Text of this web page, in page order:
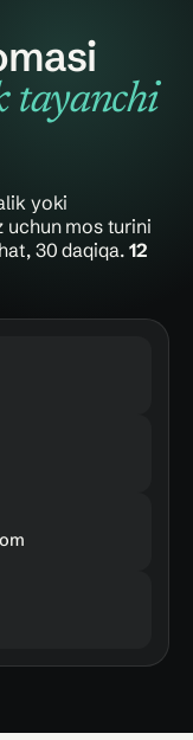
tayanchi
yoki
mos turini
30 daqiqa.12